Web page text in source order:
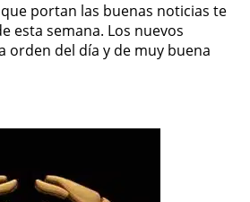
portan las buenas noticias te
esta semana. Los nuevos
orden del día y de muy buena